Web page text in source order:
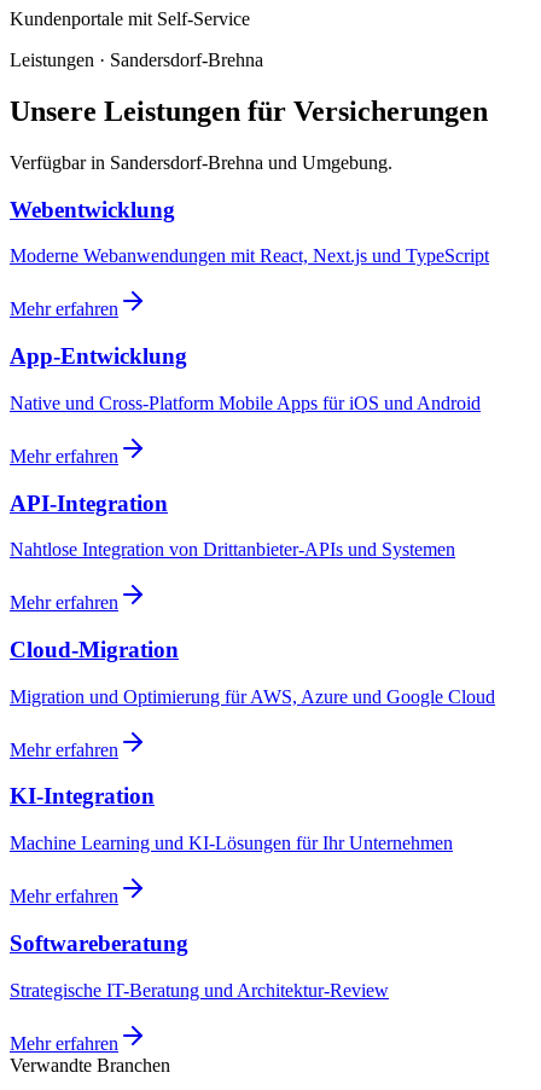
Kundenportale mit Self-Service
Leistungen · Sandersdorf-Brehna
Unsere Leistungen für Versicherungen
Verfügbar in Sandersdorf-Brehna und Umgebung.
Webentwicklung
Moderne Webanwendungen mit React, Next.js und TypeScript
Mehr erfahren
App-Entwicklung
Native und Cross-Platform Mobile Apps für iOS und Android
Mehr erfahren
API-Integration
Nahtlose Integration von Drittanbieter-APIs und Systemen
Mehr erfahren
Cloud-Migration
Migration und Optimierung für AWS, Azure und Google Cloud
Mehr erfahren
KI-Integration
Machine Learning und KI-Lösungen für Ihr Unternehmen
Mehr erfahren
Softwareberatung
Strategische IT-Beratung und Architektur-Review
Mehr erfahren
Verwandte Branchen